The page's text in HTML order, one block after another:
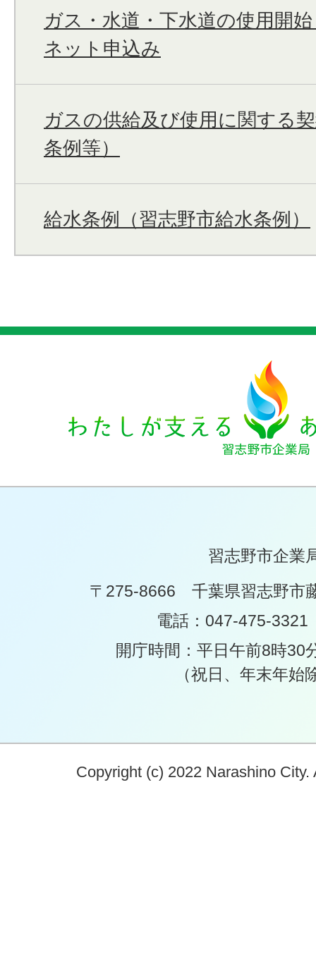
ガス・水道・下水道の使用開
ネット申込み
ガスの供給及び使用に関する
条例等）
給水条例（習志野市給水条例）
習志野市企業
〒275-8666 千葉県習志野市
電話：047-475-3321
開庁時間：平日午前8時30
（祝日、年末年始
Copyright (c) 2022 Narashino